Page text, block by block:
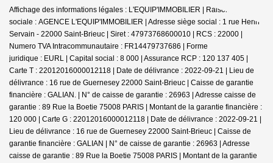
Affichage des informations légales : L'EQUIP'IMMOBILIER | Raison
sociale : AGENCE L'EQUIP'IMMOBILIER | Adresse siège social : 1 rue Henri
Servain - 22000 Saint-Brieuc | Siret : 47973768600010 | RCS : 22000 |
Numero TVA Intracommunautaire : FR14479737686 | Forme
juridique : EURL | Capital social : 8 000 | Assurance RCP : 120 137 405 |
Carte T : 22012016000012118 | Date de délivrance : 2022-09-21 | Lieu de
délivrance : 16 rue de Guernesey 22000 Saint-Brieuc | Caisse de garantie
financière : GALIAN. | N° de caisse de garantie : 26963 | Adresse caisse de
garantie : 89 Rue la Boetie 75008 PARIS | Montant de la garantie financière :
120 000 | Carte G : 22012016000012118 | Date de délivrance : 2022-09-21 |
Lieu de délivrance : 16 rue de Guernesey 22000 Saint-Brieuc | Caisse de
garantie financière : GALIAN | N° de caisse de garantie : 26963 | Adresse
caisse de garantie : 89 Rue la Boetie 75008 PARIS | Montant de la garantie